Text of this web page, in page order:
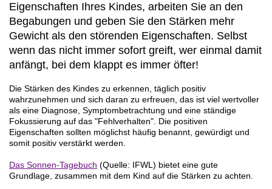
Eigenschaften Ihres Kindes, arbeiten Sie an den
Begabungen und geben Sie den Stärken mehr
Gewicht als den störenden Eigenschaften. Selbst
wenn das nicht immer sofort greift, wer einmal damit
anfängt, bei dem klappt es immer öfter!
Die Stärken des Kindes zu erkennen, täglich positiv
wahrzunehmen und sich daran zu erfreuen, das ist viel wertvoller
als eine Diagnose, Symptombetrachtung und eine ständige
Fokussierung auf das "Fehlverhalten". Die positiven
Eigenschaften sollten möglichst häufig benannt, gewürdigt und
somit positiv verstärkt werden.
Das Sonnen-Tagebuch (Quelle: IFWL) bietet eine gute
Grundlage, zusammen mit dem Kind auf die Stärken zu achten.